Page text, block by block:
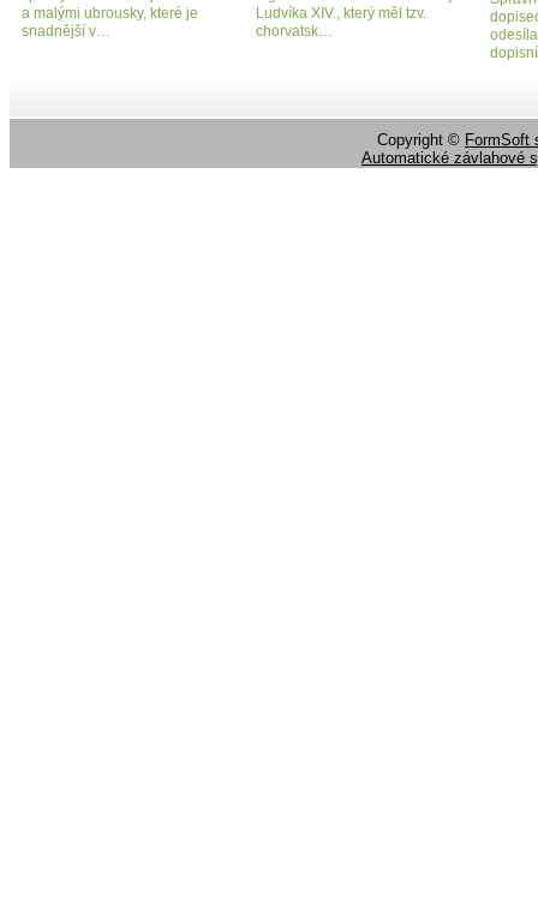
a malými ubrousky, které je
snadnější v…
Ludvíka XIV., který měl tzv.
chorvatsk…
Copyright © FormSoft
Automatické závlahové